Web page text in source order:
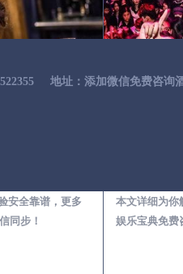
安全靠谱，更多
同步！
本文详细为你
娱乐宝典免费
地址：添加微信免费咨询